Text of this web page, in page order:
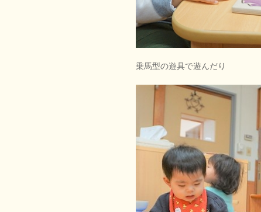
乗馬型の遊具で遊んだり